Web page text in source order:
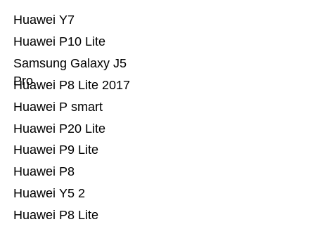
Huawei P8 Lite
Huawei Y5 2
Huawei P8
Huawei P9 Lite
Huawei P20 Lite
Huawei P smart
Huawei P8 Lite 2017
Samsung Galaxy J5
Pro
Huawei P10 Lite
Huawei Y7